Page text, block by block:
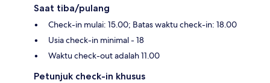
Saat tiba/pulang
Check-in mulai: 15.00; Batas waktu check-in: 18.00
Usia check-in minimal - 18
Waktu check-out adalah 11.00
Petunjuk check-in khusus